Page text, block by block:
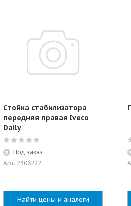
Стойка стабилизатора
передняя правая Iveco
Daily
Под заказ
Арт: 2306222
Найти цены и аналоги